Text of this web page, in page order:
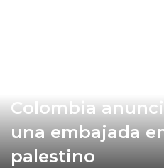
Colombia
una embajada
palestino